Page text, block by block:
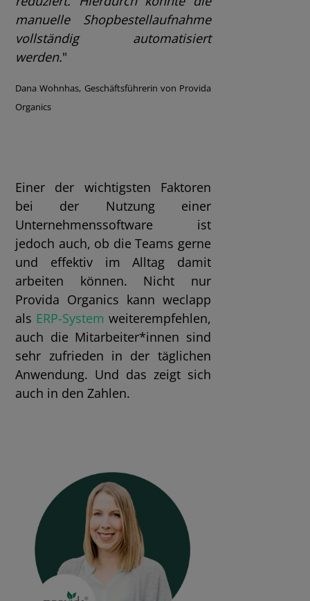
manuelle Shopbestellaufnahme
vollständig automatisiert
werden."
Dana Wohnhas, Geschäftsführerin von Provida
Organics
Einer der wichtigsten Faktoren
bei der Nutzung einer
Unternehmenssoftware ist
jedoch auch, ob die Teams gerne
und effektiv im Alltag damit
arbeiten können. Nicht nur
Provida Organics kann weclapp
als ERP-System weiterempfehlen,
auch die Mitarbeiter*innen sind
sehr zufrieden in der täglichen
Anwendung. Und das zeigt sich
auch in den Zahlen.